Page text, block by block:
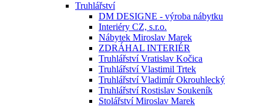
Truhlářství
DM DESIGNE - výroba nábytku
Interiéry CZ, s.r.o.
Nábytek Miroslav Marek
ZDRÁHAL INTERIÉR
Truhlářství Vratislav Kočica
Truhlářství Vlastimil Trtek
Truhlářství Vladimír Okrouhlecký
Truhlářství Rostislav Soukeník
Stolářství Miroslav Marek